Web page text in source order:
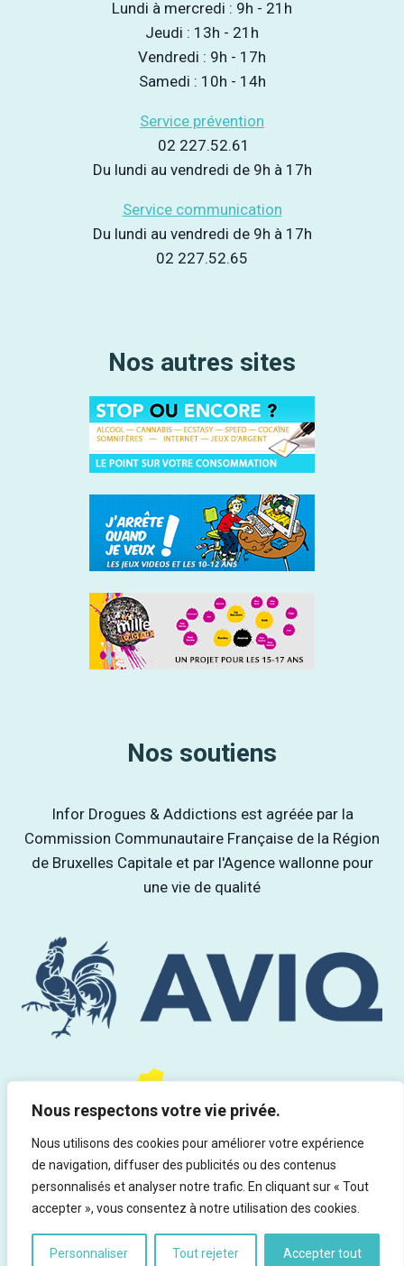
Nous respectons votre vie privée.
Nous utilisons des cookies pour améliorer votre expérience
de navigation, diffuser des publicités ou des contenus
personnalisés et analyser notre trafic. En cliquant sur « Tout
accepter », vous consentez à notre utilisation des cookies.
Personnaliser Tout rejeter Accepter tout
Lundi à mercredi : 9h - 21h
Jeudi : 13h - 21h
Vendredi : 9h - 17h
Samedi : 10h - 14h
Service prévention
02 227.52.61
Du lundi au vendredi de 9h à 17h
Service communication
Du lundi au vendredi de 9h à 17h
02 227.52.65
Nos autres sites
Nos soutiens
Infor Drogues & Addictions est agréée par la
Commission Communautaire Française de la Région
de Bruxelles Capitale et par l'Agence wallonne pour
une vie de qualité